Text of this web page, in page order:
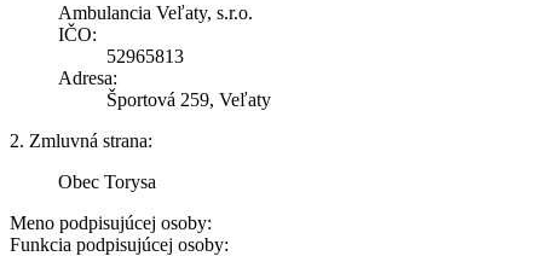
Ambulancia Veľaty, s.r.o.
IČO:
52965813
Adresa:
Športová 259, Veľaty
2. Zmluvná strana:
Obec Torysa
Meno podpisujúcej osoby:
Funkcia podpisujúcej osoby: